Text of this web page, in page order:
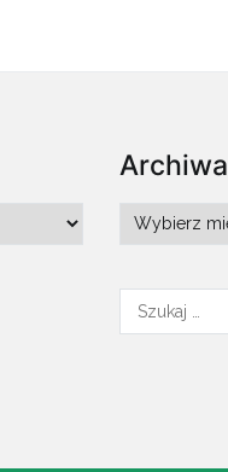
Archiwa
Archiwa
Szukaj: